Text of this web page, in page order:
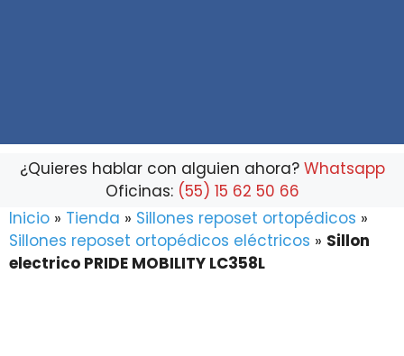
¿Quieres hablar con alguien ahora? Whatsapp
Oficinas: (55) 15 62 50 66
Inicio » Tienda » Sillones reposet ortopédicos »
Sillones reposet ortopédicos eléctricos » Sillon
electrico PRIDE MOBILITY LC358L